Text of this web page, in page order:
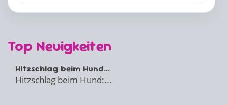
Top Neuigkeiten
Hitzschlag beim Hund...
Hitzschlag beim Hund:...